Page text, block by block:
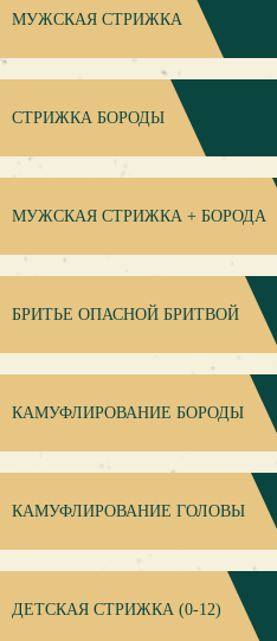
МУЖСКАЯ СТРИЖКА
СТРИЖКА БОРОДЫ
МУЖСКАЯ СТРИЖКА + БОРОДА
БРИТЬЕ ОПАСНОЙ БРИТВОЙ
КАМУФЛИРОВАНИЕ БОРОДЫ
КАМУФЛИРОВАНИЕ ГОЛОВЫ
ДЕТСКАЯ СТРИЖКА (0-12)